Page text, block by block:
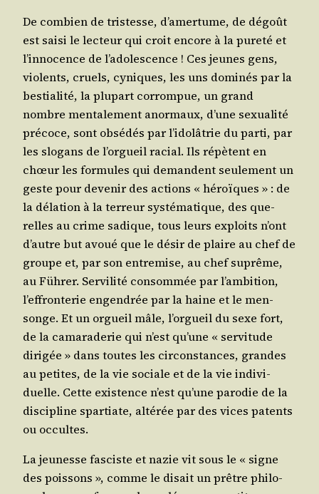
De com­bien de tris­tesse, d’a­mer­tume, de dégoût
est sai­si le lec­teur qui croit encore à la pure­té et
l’in­no­cence de l’a­do­les­cence ! Ces jeunes gens,
vio­lents, cruels, cyniques, les uns domi­nés par la
bes­tia­li­té, la plu­part cor­rom­pue, un grand
nombre men­ta­le­ment anor­maux, d’une sexua­li­té
pré­coce, sont obsé­dés par l’i­do­lâ­trie du par­ti, par
les slo­gans de l’or­gueil racial. Ils répètent en
chœur les for­mules qui demandent seule­ment un
geste pour deve­nir des actions « héroïques » : de
la déla­tion à la ter­reur sys­té­ma­tique, des que­
relles au crime sadique, tous leurs exploits n’ont
d’autre but avoué que le désir de plaire au chef de
groupe et, par son entre­mise, au chef suprême,
au Füh­rer. Ser­vi­li­té consom­mée par l’am­bi­tion,
l’ef­fron­te­rie engen­drée par la haine et le men­
songe. Et un orgueil mâle, l’or­gueil du sexe fort,
de la cama­ra­de­rie qui n’est qu’une « ser­vi­tude
diri­gée » dans toutes les cir­cons­tances, grandes
au petites, de la vie sociale et de la vie indi­vi­
duelle. Cette exis­tence n’est qu’une paro­die de la
dis­ci­pline spar­tiate, alté­rée par des vices patents
ou occultes.
La jeu­nesse fas­ciste et nazie vit sous le « signe
des pois­sons », comme le disait un prêtre phi­lo­